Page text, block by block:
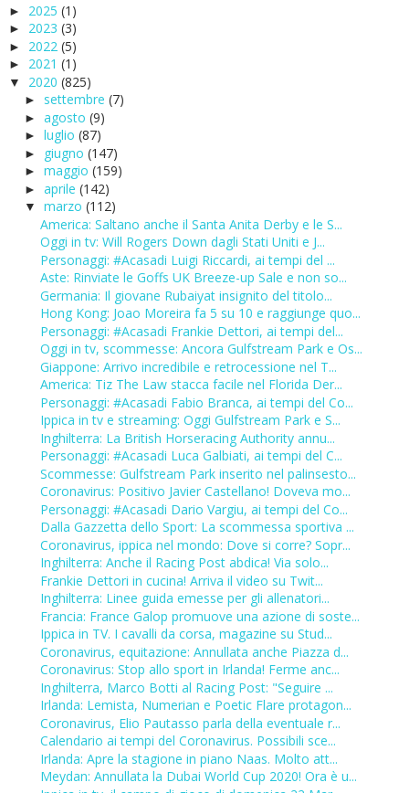
► 2025 (1)
► 2023 (3)
► 2022 (5)
► 2021 (1)
▼ 2020 (825)
► settembre (7)
► agosto (9)
► luglio (87)
► giugno (147)
► maggio (159)
► aprile (142)
▼ marzo (112)
America: Saltano anche il Santa Anita Derby e le S...
Oggi in tv: Will Rogers Down dagli Stati Uniti e J...
Personaggi: #Acasadi Luigi Riccardi, ai tempi del ...
Aste: Rinviate le Goffs UK Breeze-up Sale e non so...
Germania: Il giovane Rubaiyat insignito del titolo...
Hong Kong: Joao Moreira fa 5 su 10 e raggiunge quo...
Personaggi: #Acasadi Frankie Dettori, ai tempi del...
Oggi in tv, scommesse: Ancora Gulfstream Park e Os...
Giappone: Arrivo incredibile e retrocessione nel T...
America: Tiz The Law stacca facile nel Florida Der...
Personaggi: #Acasadi Fabio Branca, ai tempi del Co...
Ippica in tv e streaming: Oggi Gulfstream Park e S...
Inghilterra: La British Horseracing Authority annu...
Personaggi: #Acasadi Luca Galbiati, ai tempi del C...
Scommesse: Gulfstream Park inserito nel palinsesto...
Coronavirus: Positivo Javier Castellano! Doveva mo...
Personaggi: #Acasadi Dario Vargiu, ai tempi del Co...
Dalla Gazzetta dello Sport: La scommessa sportiva ...
Coronavirus, ippica nel mondo: Dove si corre? Sopr...
Inghilterra: Anche il Racing Post abdica! Via solo...
Frankie Dettori in cucina! Arriva il video su Twit...
Inghilterra: Linee guida emesse per gli allenatori...
Francia: France Galop promuove una azione di soste...
Ippica in TV. I cavalli da corsa, magazine su Stud...
Coronavirus, equitazione: Annullata anche Piazza d...
Coronavirus: Stop allo sport in Irlanda! Ferme anc...
Inghilterra, Marco Botti al Racing Post: "Seguire ...
Irlanda: Lemista, Numerian e Poetic Flare protagon...
Coronavirus, Elio Pautasso parla della eventuale r...
Calendario ai tempi del Coronavirus. Possibili sce...
Irlanda: Apre la stagione in piano Naas. Molto att...
Meydan: Annullata la Dubai World Cup 2020! Ora è u...